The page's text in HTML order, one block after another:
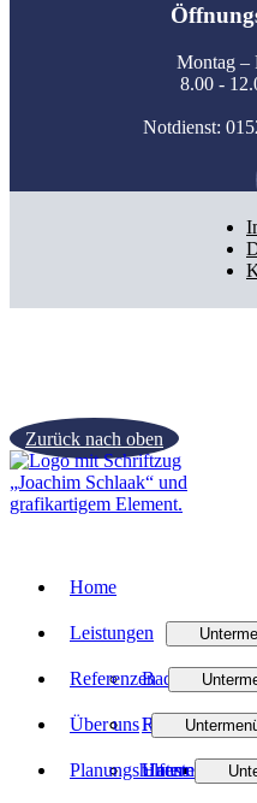
Montag –
8.00 -
Notdienst:
Zurück nach oben
Home
Leistungen
Bad
Heizung
Haustechnik
Referenzen
Referenzen
Über uns
Unternehmen
Planungshilfen